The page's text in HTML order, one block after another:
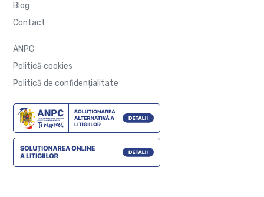
Blog
Contact
ANPC
Politică cookies
Politică de confidențialitate